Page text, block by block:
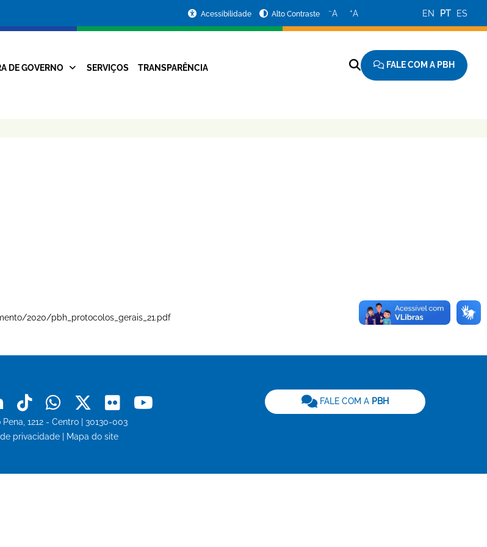
da
Prefeitura
Acessibilidade Alto Contraste −A +A EN PT ES
Navegação
DE GOVERNO SERVIÇOS TRANSPARÊNCIA FALE COM A PBH
2020/pbh_protocolos_gerais_21.pdf
LinkedinTiktokWhatsapp
X Flickr
Pena, 1212 - Centro | 30130-003
privacidade
Mapa do site
FALE COM A PBH